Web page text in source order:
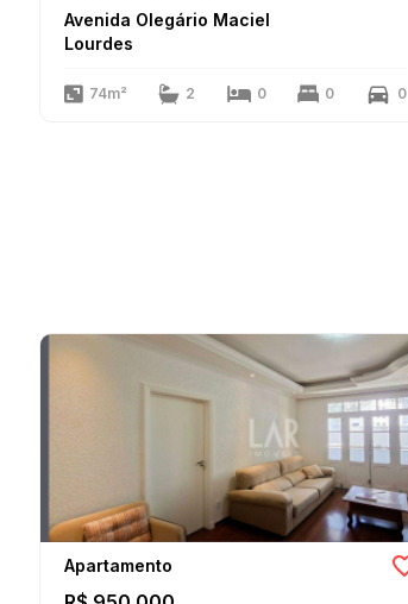
Avenida Olegário Maciel
Lourdes
74m² 2 0 0 0
Apartamento